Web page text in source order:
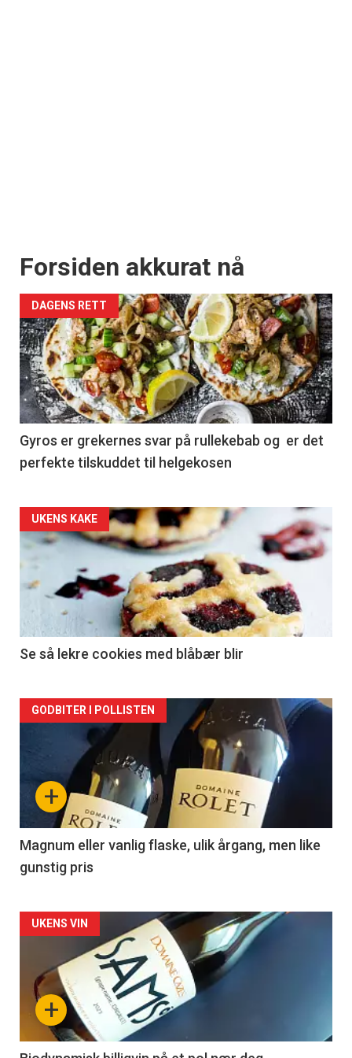
Forsiden akkurat nå
DAGENS RETT
Gyros er grekernes svar på rullekebab og er det
perfekte tilskuddet til helgekosen
Forsiden
akkurat
nå
2
UKENS KAKE
Se så lekre cookies med blåbær blir
Forsiden
akkurat
nå
3
+
GODBITER I POLLISTEN
Magnum eller vanlig flaske, ulik årgang, men like
gunstig pris
Forsiden
akkurat
nå+
UKENS VIN